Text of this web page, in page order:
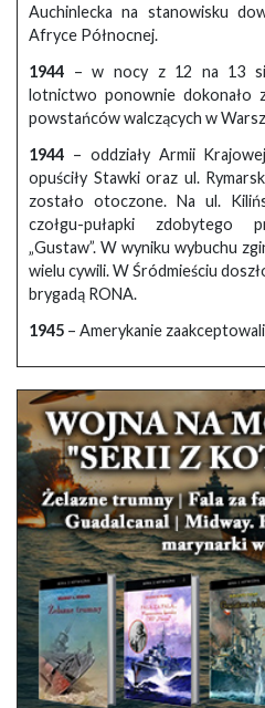
Auchinlecka na stanowisku
Afryce Północnej.
1944 – w nocy z 12 na 13
lotnictwo ponownie dokonało
powstańców walczących w
1944 – oddziały Armii
opuściły Stawki oraz ul.
zostało otoczone. Na ul.
czołgu-pułapki zdobytego
„Gustaw”. W wyniku wybuchu
wielu cywili. W Śródmieściu
brygadą RONA.
1945 – Amerykanie